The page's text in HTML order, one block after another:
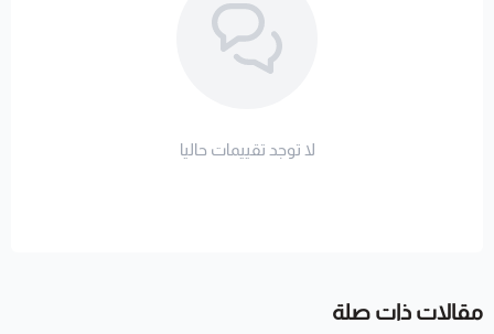
لا توجد تقييمات حاليا
مقالات ذات صلة